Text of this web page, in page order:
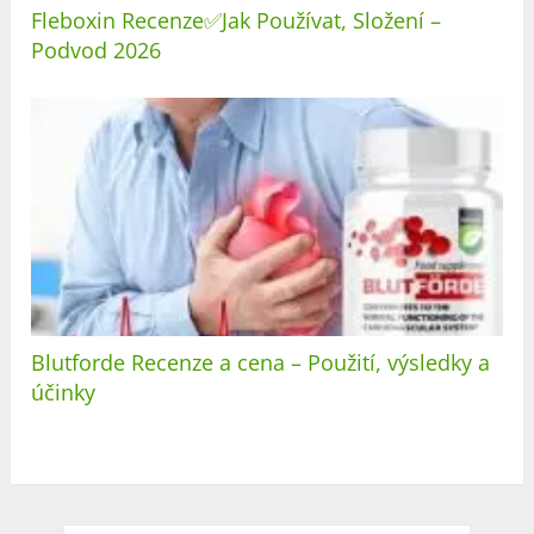
Fleboxin Recenze✅Jak Používat, Složení –
Podvod 2026
Blutforde Recenze a cena – Použití, výsledky a
účinky